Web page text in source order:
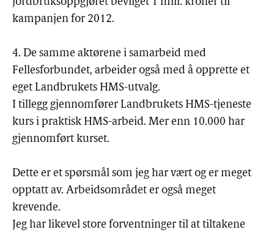
kampanjen for 2012.
4. De samme aktørene i samarbeid med
Fellesforbundet, arbeider også med å opprette et
eget Landbrukets HMS-utvalg.
I tillegg gjennomfører Landbrukets HMS-tjeneste
kurs i praktisk HMS-arbeid. Mer enn 10.000 har
gjennomført kurset.
Dette er et spørsmål som jeg har vært og er meget
opptatt av. Arbeidsområdet er også meget
krevende.
Jeg har likevel store forventninger til at tiltakene